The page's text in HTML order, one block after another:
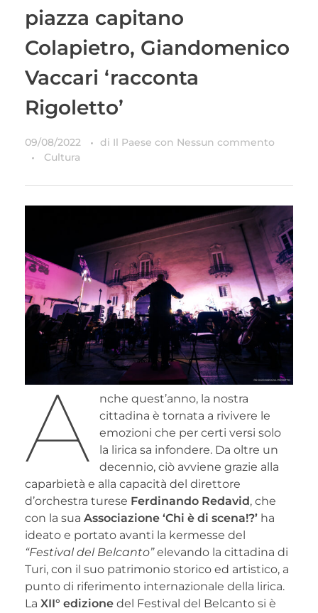
piazza capitano
Colapietro, Giandomenico
Vaccari ‘racconta
Rigoletto’
09/08/2022 di Il Paese con Nessun commento
Cultura
A
nche quest’anno, la nostra
cittadina è tornata a rivivere le
emozioni che per certi versi solo
la lirica sa infondere. Da oltre un
decennio, ciò avviene grazie alla
caparbietà e alla capacità del direttore
d’orchestra turese Ferdinando Redavid, che
con la sua Associazione ‘Chi è di scena!?’ ha
ideato e portato avanti la kermesse del
“Festival del Belcanto”elevando la cittadina di
Turi, con il suo patrimonio storico ed artistico, a
punto di riferimento internazionale della lirica.
La XII° edizione del Festival del Belcanto si è